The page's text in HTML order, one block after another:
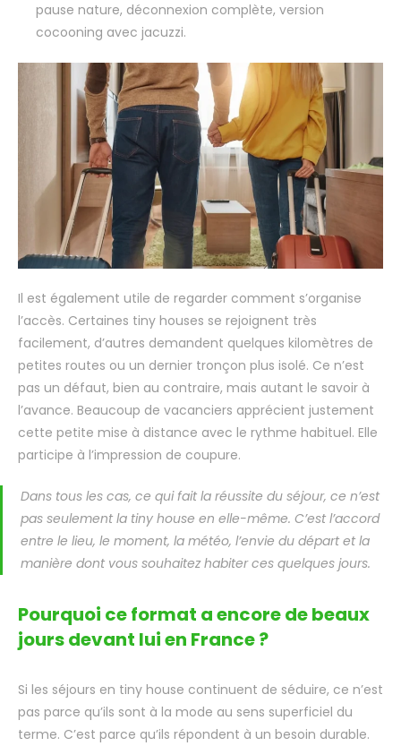
pause nature, déconnexion complète, version
cocooning avec jacuzzi.
Il est également utile de regarder comment s’organise
l’accès. Certaines tiny houses se rejoignent très
facilement, d’autres demandent quelques kilomètres de
petites routes ou un dernier tronçon plus isolé. Ce n’est
pas un défaut, bien au contraire, mais autant le savoir à
l’avance. Beaucoup de vacanciers apprécient justement
cette petite mise à distance avec le rythme habituel. Elle
participe à l’impression de coupure.
Dans tous les cas, ce qui fait la réussite du séjour, ce n’est
pas seulement la tiny house en elle-même. C’est l’accord
entre le lieu, le moment, la météo, l’envie du départ et la
manière dont vous souhaitez habiter ces quelques jours.
Pourquoi ce format a encore de beaux
jours devant lui en France ?
Si les séjours en tiny house continuent de séduire, ce n’est
pas parce qu’ils sont à la mode au sens superficiel du
terme. C’est parce qu’ils répondent à un besoin durable.